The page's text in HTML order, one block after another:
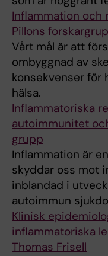
Inflammation och
Pillons
Vårt mål är att
ombyggnad av
konsekvenser för
hälsa.
Inflammatoriska
autoimmunitet
grupp
Inflammation är
skyddar oss mot
inblandad i
autoimmun
Klinisk
inflammatoriska
Thomas Frisell